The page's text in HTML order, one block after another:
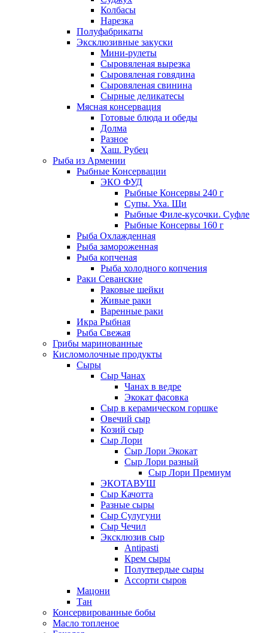
Колбасы
Нарезка
Полуфабрикаты
Эксклюзивные закуски
Мини-рулеты
Сыровяленая вырезка
Сыровяленая говядина
Сыровяленая свинина
Сырные деликатесы
Мясная консервация
Готовые блюда и обеды
Долма
Разное
Хаш. Рубец
Рыба из Армении
Рыбные Консервации
ЭКО ФУД
Рыбные Консервы 240 г
Супы. Уха. Щи
Рыбные Филе-кусочки. Суфле
Рыбные Консервы 160 г
Рыба Охлажденная
Рыба замороженная
Рыба копченая
Рыба холодного копчения
Раки Севанские
Раковые шейки
Живые раки
Варенные раки
Икра Рыбная
Рыба Свежая
Грибы маринованные
Кисломолочные продукты
Сыры
Сыр Чанах
Чанах в ведре
Экокат фасовка
Сыр в керамическом горшке
Овечий сыр
Козий сыр
Сыр Лори
Сыр Лори Экокат
Сыр Лори разный
Сыр Лори Премиум
ЭКОТАВУШ
Сыр Качотта
Разные сыры
Сыр Сулугуни
Сыр Чечил
Эксклюзив сыр
Antipasti
Крем сыры
Полутвердые сыры
Ассорти сыров
Мацони
Тан
Консервированные бобы
Масло топленое